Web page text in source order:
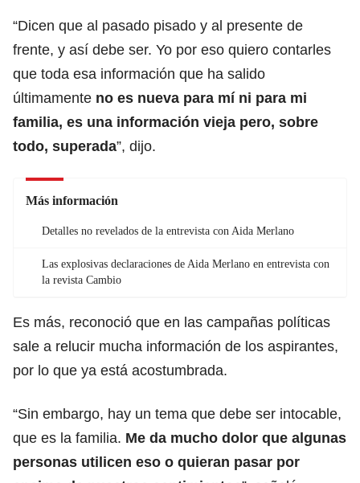
“Dicen que al pasado pisado y al presente de
frente, y así debe ser. Yo por eso quiero contarles
que toda esa información que ha salido
últimamente no es nueva para mí ni para mi
familia, es una información vieja pero, sobre
todo, superada”, dijo.
Más información
Detalles no revelados de la entrevista con Aida Merlano
Las explosivas declaraciones de Aida Merlano en entrevista con
la revista Cambio
Es más, reconoció que en las campañas políticas
sale a relucir mucha información de los aspirantes,
por lo que ya está acostumbrada.
“Sin embargo, hay un tema que debe ser intocable,
que es la familia. Me da mucho dolor que algunas
personas utilicen eso o quieran pasar por